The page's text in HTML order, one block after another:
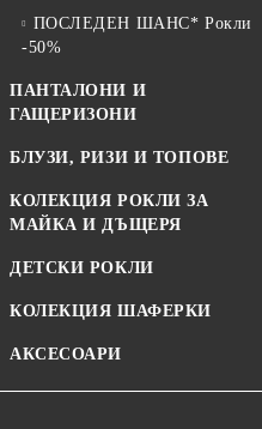
ПОСЛЕДЕН ШАНС* Рокли
-50%
ПАНТАЛОНИ И
ГАЩЕРИЗОНИ
БЛУЗИ, РИЗИ И ТОПОВЕ
КОЛЕКЦИЯ РОКЛИ ЗА
МАЙКА И ДЪЩЕРЯ
ДЕТСКИ РОКЛИ
КОЛЕКЦИЯ ШАФЕРКИ
АКСЕСОАРИ